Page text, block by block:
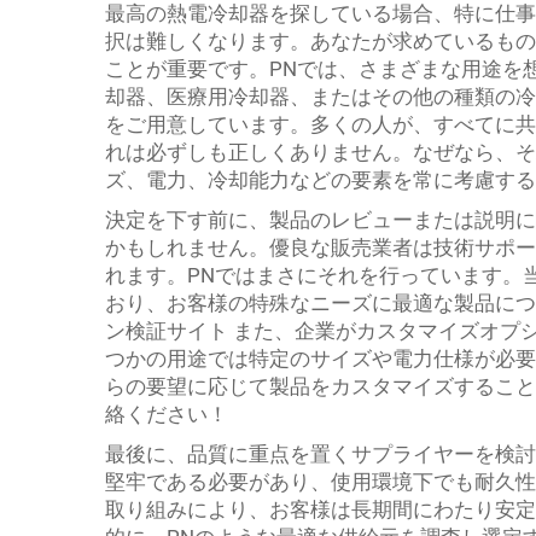
最高の熱電冷却器を探している場合、特に仕
択は難しくなります。あなたが求めているも
ことが重要です。PNでは、さまざまな用途
却器、医療用冷却器、またはその他の種類の
をご用意しています。多くの人が、すべてに
れは必ずしも正しくありません。なぜなら、
ズ、電力、冷却能力などの要素を常に考慮す
決定を下す前に、製品のレビューまたは説明
かもしれません。優良な販売業者は技術サポ
れます。PNではまさにそれを行っています
おり、お客様の特殊なニーズに最適な製品に
ン検証サイト また、企業がカスタマイズオプ
つかの用途では特定のサイズや電力仕様が必
らの要望に応じて製品をカスタマイズするこ
絡ください！
最後に、品質に重点を置くサプライヤーを検
堅牢である必要があり、使用環境下でも耐久
取り組みにより、お客様は長期間にわたり安